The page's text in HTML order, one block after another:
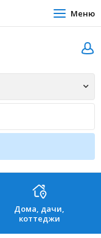
Меню
Дома, дачи,
коттеджи